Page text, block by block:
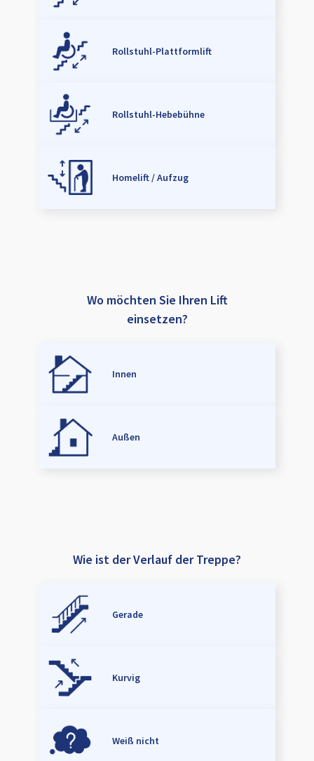
Rollstuhl-Plattformlift
Rollstuhl-Hebebühne
Homelift / Aufzug
Wo möchten Sie Ihren Lift
einsetzen?
Innen
Außen
Wie ist der Verlauf der Treppe?
Gerade
Kurvig
Weiß nicht